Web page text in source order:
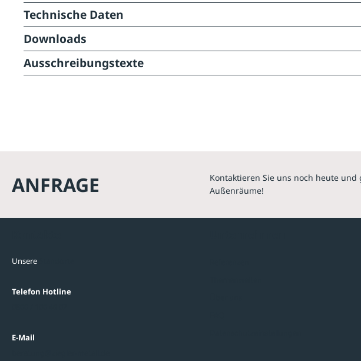
Technische Daten
Downloads
Ausschreibungstexte
ANFRAGE
Kontaktieren Sie uns noch heute
Außenräume!
Unsere
Telefon Hotline
E-Mail